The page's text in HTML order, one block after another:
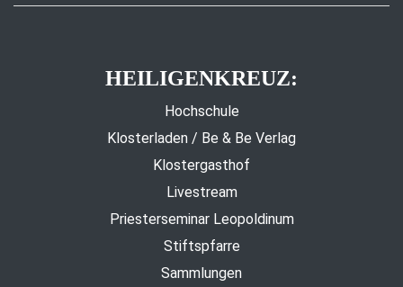
HEILIGENKREUZ:
Hochschule
Klosterladen / Be & Be Verlag
Klostergasthof
Livestream
Priesterseminar Leopoldinum
Stiftspfarre
Sammlungen